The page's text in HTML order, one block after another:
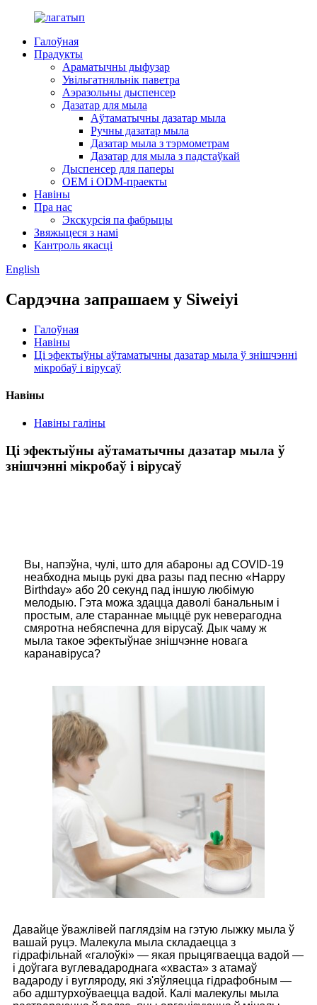
Галоўная
Прадукты
Араматычны дыфузар
Увільгатняльнік паветра
Аэразольны дыспенсер
Дазатар для мыла
Аўтаматычны дазатар мыла
Ручны дазатар мыла
Дазатар мыла з тэрмометрам
Дазатар для мыла з падстаўкай
Дыспенсер для паперы
OEM і ODM-праекты
Навіны
Пра нас
Экскурсія па фабрыцы
Звяжыцеся з намі
Кантроль якасці
English
Сардэчна запрашаем у Siweiyi
Галоўная
Навіны
Ці эфектыўны аўтаматычны дазатар мыла ў знішчэнні
мікробаў і вірусаў
Навіны
Навіны галіны
Ці эфектыўны аўтаматычны дазатар мыла ў
знішчэнні мікробаў і вірусаў
Вы, напэўна, чулі, што для абароны ад COVID-19
неабходна мыць рукі два разы пад песню «Happy
Birthday» або 20 секунд пад іншую любімую
мелодыю. Гэта можа здацца даволі банальным і
простым, але стараннае мыццё рук неверагодна
смяротна небяспечна для вірусаў. Дык чаму ж
мыла такое эфектыўнае знішчэнне новага
каранавіруса?
Давайце ўважлівей паглядзім на гэтую лыжку мыла ў
вашай руцэ. Малекула мыла складаецца з
гідрафільнай «галоўкі» — якая прыцягваецца вадой —
і доўгага вуглевадароднага «хваста» з атамаў
вадароду і вугляроду, які з'яўляецца гідрафобным —
або адштурхоўваецца вадой. Калі малекулы мыла